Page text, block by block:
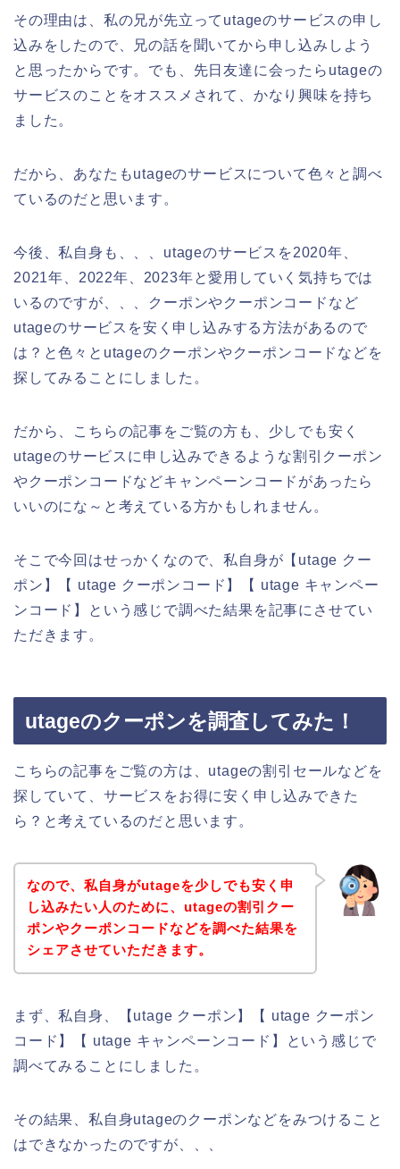
その理由は、私の兄が先立ってutageのサービスの申し
込みをしたので、兄の話を聞いてから申し込みしよう
と思ったからです。でも、先日友達に会ったらutageの
サービスのことをオススメされて、かなり興味を持ち
ました。
だから、あなたもutageのサービスについて色々と調べ
ているのだと思います。
今後、私自身も、、、utageのサービスを2020年、
2021年、2022年、2023年と愛用していく気持ちでは
いるのですが、、、クーポンやクーポンコードなど
utageのサービスを安く申し込みする方法があるので
は？と色々とutageのクーポンやクーポンコードなどを
探してみることにしました。
だから、こちらの記事をご覧の方も、少しでも安く
utageのサービスに申し込みできるような割引クーポン
やクーポンコードなどキャンペーンコードがあったら
いいのにな～と考えている方かもしれません。
そこで今回はせっかくなので、私自身が【utage クー
ポン】【 utage クーポンコード】【 utage キャンペー
ンコード】という感じで調べた結果を記事にさせてい
ただきます。
utageのクーポンを調査してみた！
こちらの記事をご覧の方は、utageの割引セールなどを
探していて、サービスをお得に安く申し込みできた
ら？と考えているのだと思います。
なので、私自身がutageを少しでも安く申
し込みたい人のために、utageの割引クー
ポンやクーポンコードなどを調べた結果を
シェアさせていただきます。
まず、私自身、【utage クーポン】【 utage クーポン
コード】【 utage キャンペーンコード】という感じで
調べてみることにしました。
その結果、私自身utageのクーポンなどをみつけること
はできなかったのですが、、、